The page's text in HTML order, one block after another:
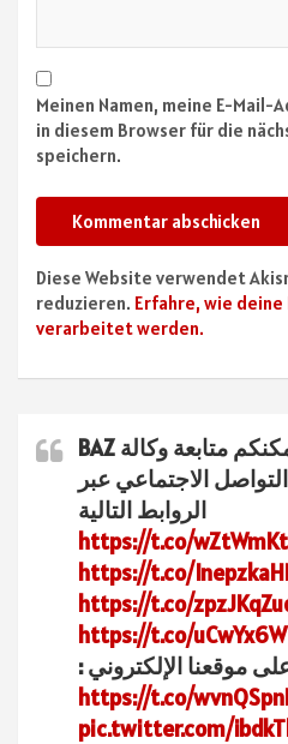
Meinen Namen, meine E-Mail-
in diesem Browser für die
speichern.
Diese Website verwendet
reduzieren. Erfahre, wie
verarbeitet werden.
متابعينا الأعزاء يمكنكم متابعة وكالة BAZ
الاجتماعي عبر
الروابط التالية
https://t.co/
https://t.co/
https://t.co/
https://t.co/
موقعنا الإلكتروني :
https://t.co/
pic.twitter.com/